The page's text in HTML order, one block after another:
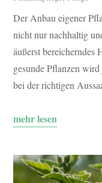
Der Anbau eigener
nicht nur nachhaltig
äußerst
gesunde Pflanzen
bei der richtigen
mehr lesen